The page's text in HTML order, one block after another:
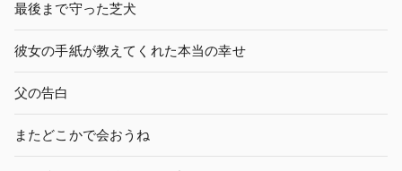
最後まで守った芝犬
彼女の手紙が教えてくれた本当の幸せ
父の告白
またどこかで会おうね